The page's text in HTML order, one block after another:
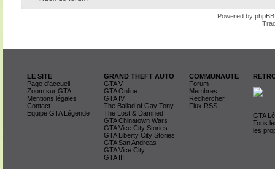
Powered by phpBB
LE SITE
Page d'accueil
Zoom sur GTA
Mentions légales
Contact
Equipe GTA Légende
GRAND THEFT AUTO
GTA V
GTA Online
GTA IV
The Ballad of Gay Tony
The Lost & Damned
GTA Chinatown Wars
GTA Vice City Stories
GTA Liberty City Stories
GTA San Andreas
GTA Vice City
GTA III
COMMUNAUTE
Forum
Membres
Rechercher
Flux RSS
GTA
Tous
les